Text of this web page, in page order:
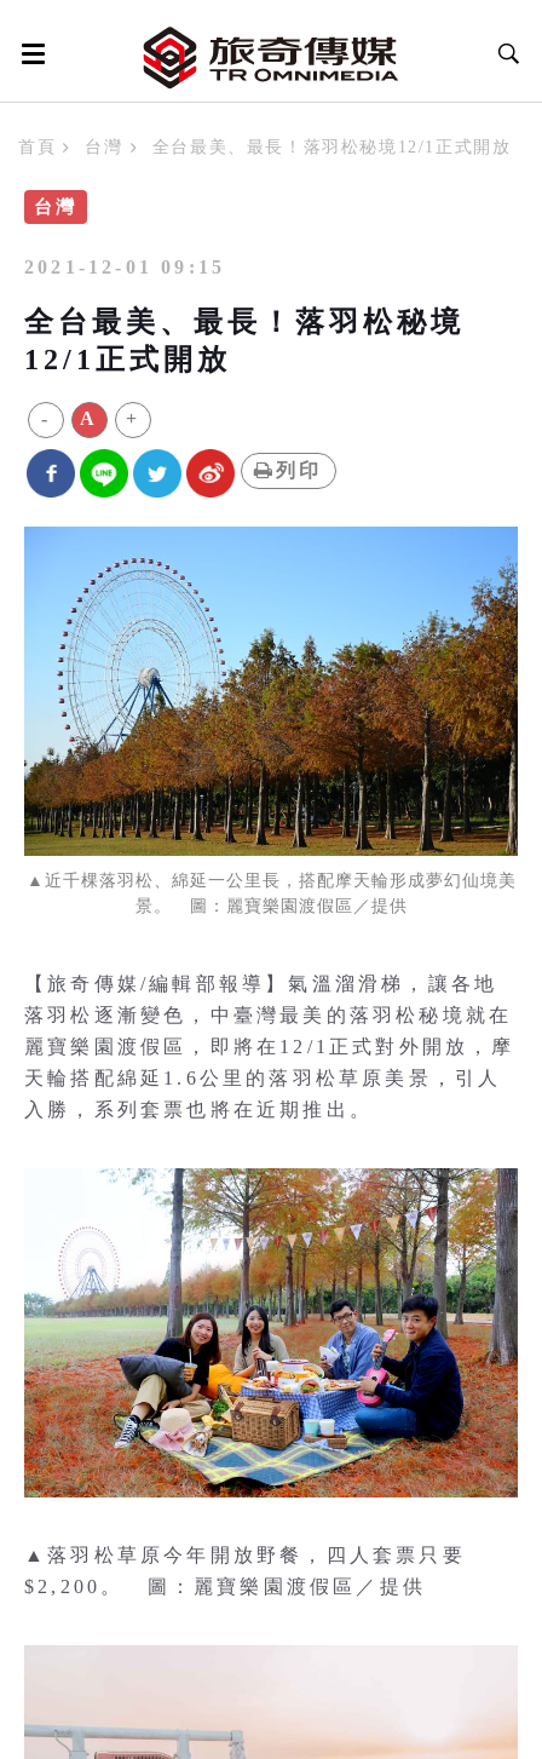
首頁 台灣 全台最美、最長！落羽松秘境12/1正式開放
台灣
2021-12-01 09:15
全台最美、最長！落羽松秘境
12/1正式開放
- A +
列印
▲近千棵落羽松、綿延一公里長，搭配摩天輪形成夢幻仙境美
景。 圖：麗寶樂園渡假區／提供
【旅奇傳媒/編輯部報導】氣溫溜滑梯，讓各地
落羽松逐漸變色，中臺灣最美的落羽松秘境就在
麗寶樂園渡假區，即將在12/1正式對外開放，摩
天輪搭配綿延1.6公里的落羽松草原美景，引人
入勝，系列套票也將在近期推出。
▲落羽松草原今年開放野餐，四人套票只要
$2,200。 圖：麗寶樂園渡假區／提供